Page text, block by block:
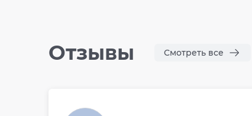
Отзывы Смотреть все